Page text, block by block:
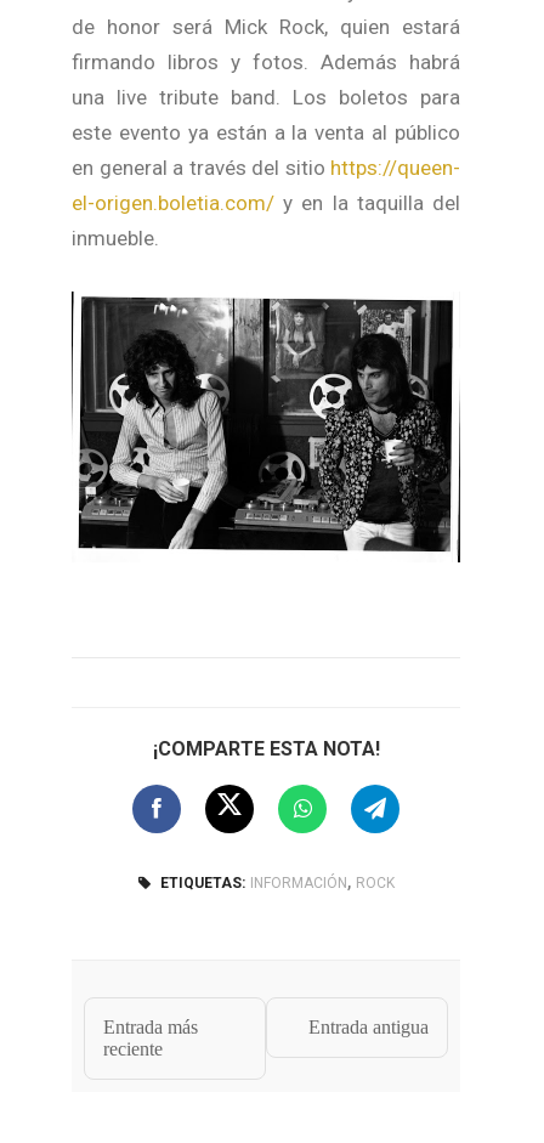
de honor será Mick Rock, quien estará
firmando libros y fotos. Además habrá
una live tribute band. Los boletos para
este evento ya están a la venta al público
en general a través del sitio https://queen-
el-origen.boletia.com/ y en la taquilla del
inmueble.
¡COMPARTE ESTA NOTA!
ETIQUETAS: INFORMACIÓN , ROCK
Entrada más
reciente
Entrada antigua